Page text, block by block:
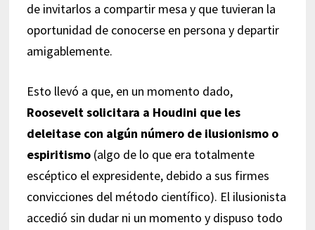
de invitarlos a compartir mesa y que tuvieran la
oportunidad de conocerse en persona y departir
amigablemente.
Esto llevó a que, en un momento dado,
Roosevelt solicitara a Houdini que les
deleitase con algún número de ilusionismo o
espiritismo (algo de lo que era totalmente
escéptico el expresidente, debido a sus firmes
convicciones del método científico). El ilusionista
accedió sin dudar ni un momento y dispuso todo